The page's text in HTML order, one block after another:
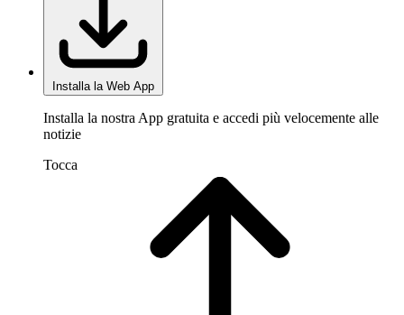
Installa la Web App
Installa la nostra App gratuita e accedi più velocemente alle
notizie
Tocca